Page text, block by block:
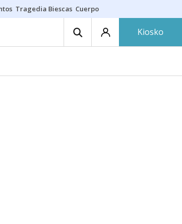
Tragedia Biescas Cuerpo ría
Kiosko